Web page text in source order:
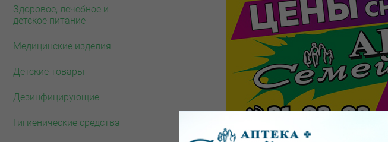
Здоровое, лечебное и
детское питание
Медицинские изделия
Детские товары
Дезинфицирующие
Гигиенические средства